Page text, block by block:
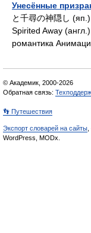
Унесённые
と千尋の神隠し
Spirited Away
романтика
© Академик, 2000-2026
Обратная связь:
👣 Путешествия
Экспорт словарей на сайты
WordPress, MODx.